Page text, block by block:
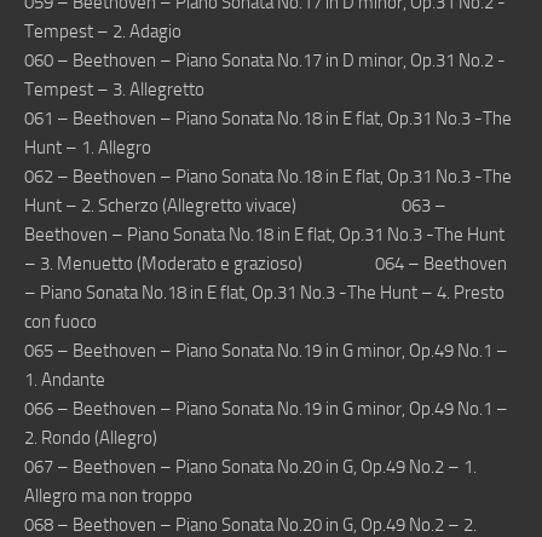
Tempest – 2. Adagio
060 – Beethoven – Piano Sonata No.17 in D minor, Op.31 No.2 -
Tempest – 3. Allegretto
061 – Beethoven – Piano Sonata No.18 in E flat, Op.31 No.3 -The
Hunt – 1. Allegro
062 – Beethoven – Piano Sonata No.18 in E flat, Op.31 No.3 -The
Hunt – 2. Scherzo (Allegretto vivace) 063 –
Beethoven – Piano Sonata No.18 in E flat, Op.31 No.3 -The Hunt
– 3. Menuetto (Moderato e grazioso) 064 – Beethoven
– Piano Sonata No.18 in E flat, Op.31 No.3 -The Hunt – 4. Presto
con fuoco
065 – Beethoven – Piano Sonata No.19 in G minor, Op.49 No.1 –
1. Andante
066 – Beethoven – Piano Sonata No.19 in G minor, Op.49 No.1 –
2. Rondo (Allegro)
067 – Beethoven – Piano Sonata No.20 in G, Op.49 No.2 – 1.
Allegro ma non troppo
068 – Beethoven – Piano Sonata No.20 in G, Op.49 No.2 – 2.